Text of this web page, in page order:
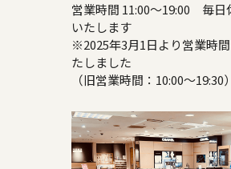
営業時間 11:00～19:00 毎日
いたします
※2025年3月1日より営業時
たしました
（旧営業時間：10:00～19:30）